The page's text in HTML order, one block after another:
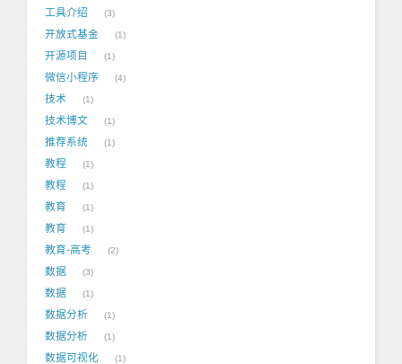
工具介绍 3
开放式基金 1
开源项目 1
微信小程序 4
技术 1
技术博文 1
推荐系统 1
教程 1
教程 1
教育 1
教育 1
教育-高考 2
数据 3
数据 1
数据分析 1
数据分析 1
数据可视化 1